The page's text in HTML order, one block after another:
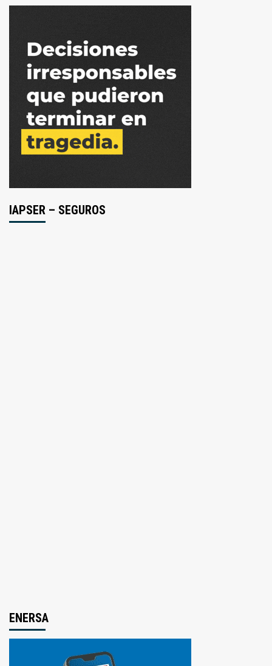
IAPSER – SEGUROS
ENERSA